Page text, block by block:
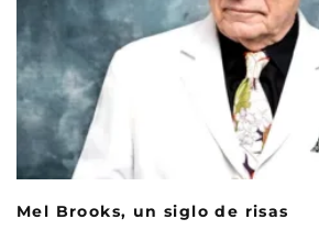
Mel Brooks, un siglo de risas